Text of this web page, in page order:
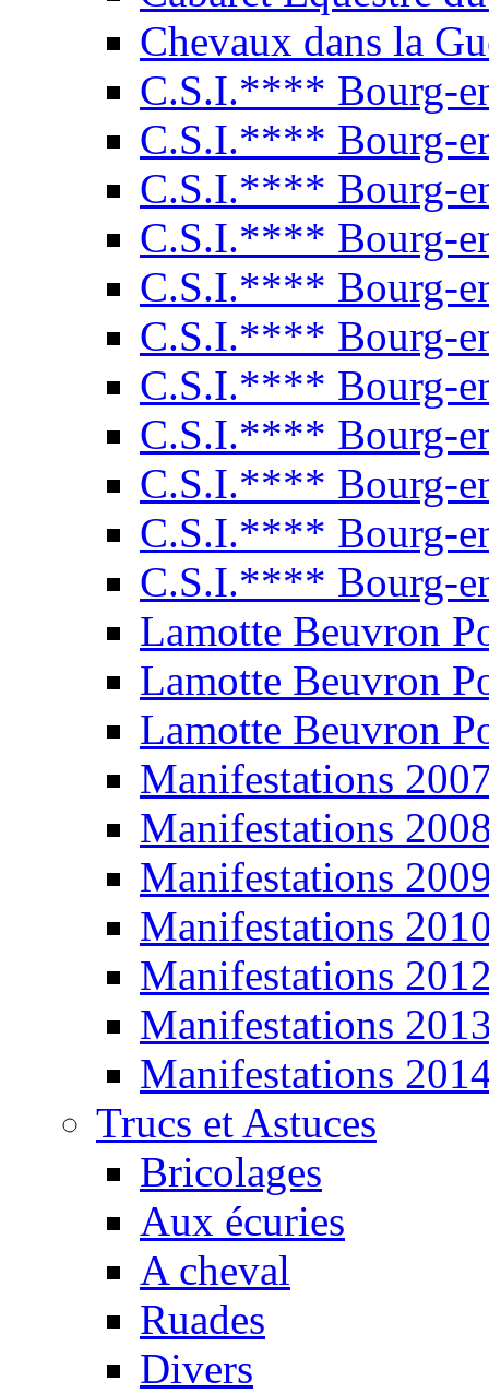
Chevaux dans la
C.S.I.**** Bourg-
C.S.I.**** Bourg-
C.S.I.**** Bourg-
C.S.I.**** Bourg-
C.S.I.**** Bourg-
C.S.I.**** Bourg-
C.S.I.**** Bourg-
C.S.I.**** Bourg-
C.S.I.**** Bourg-
C.S.I.**** Bourg-
C.S.I.**** Bourg-
Lamotte Beuvron
Lamotte Beuvron
Lamotte Beuvron
Manifestations
Manifestations
Manifestations
Manifestations
Manifestations
Manifestations
Manifestations
Trucs et Astuces
Bricolages
Aux écuries
A cheval
Ruades
Divers